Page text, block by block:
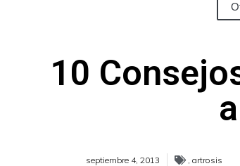
10
septiembre 4, 2013 artrosis